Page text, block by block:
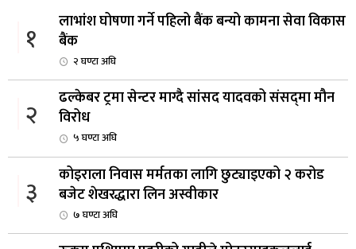
१
लाभांश घोषणा गर्ने पहिलो बैंक बन्यो कामना सेवा विकास
बैंक
२ घण्टा अघि
२
ढल्केबर ट्रमा सेन्टर माग्दै सांसद यादवको संसद्‌मा मौन
विरोध
५ घण्टा अघि
३
कोइराला निवास मर्मतका लागि छुट्याइएको २ करोड
बजेट शेखरद्धारा लिन अस्वीकार
७ घण्टा अघि